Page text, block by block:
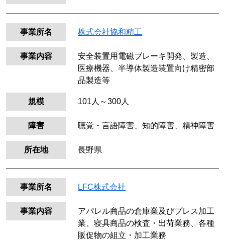
事業所名 株式会社協和精工
事業内容
安全装置用電磁ブレーキ開発、製造、
医療機器、半導体製造装置向け精密部
品製造等
規模 101人～300人
障害 聴覚・言語障害、知的障害、精神障害
所在地 長野県
事業所名 LFC株式会社
事業内容
アパレル商品の倉庫業及びプレス加工
業、寝具商品の検査・出荷業務、各種
販促物の組立・加工業務